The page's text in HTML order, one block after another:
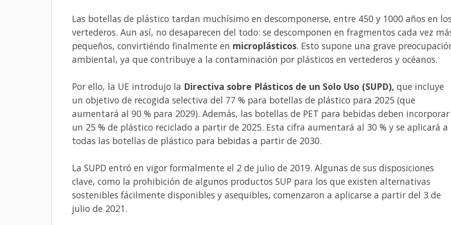
Las botellas de plástico tardan muchísimo en descomponerse, entre 450 y 1000 años en los
vertederos. Aun así, no desaparecen del todo: se descomponen en fragmentos cada vez
pequeños, convirtiéndo finalmente en microplásticos. Esto supone una grave
ambiental, ya que contribuye a la contaminación por plásticos en vertederos y océanos.
Por ello, la UE introdujo la Directiva sobre Plásticos de un Solo Uso (SUPD), que incluye
un objetivo de recogida selectiva del 77 % para botellas de plástico para 2025 (que
aumentará al 90 % para 2029). Además, las botellas de PET para bebidas deben incorporar
un 25 % de plástico reciclado a partir de 2025. Esta cifra aumentará al 30 % y se aplicará a
todas las botellas de plástico para bebidas a partir de 2030.
La SUPD entró en vigor formalmente el 2 de julio de 2019. Algunas de sus disposiciones
clave, como la prohibición de algunos productos SUP para los que existen alternativas
sostenibles fácilmente disponibles y asequibles, comenzaron a aplicarse a partir del 3 de
julio de 2021.